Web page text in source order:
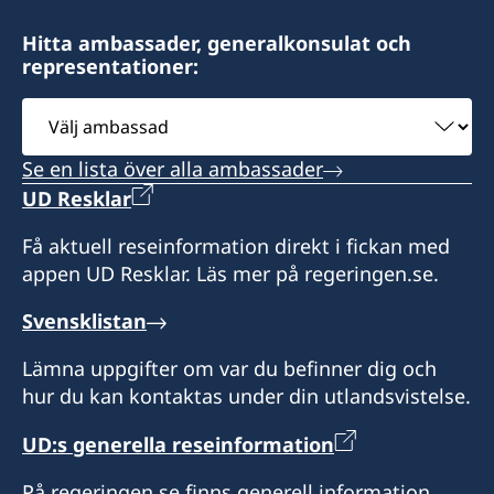
Öppettider: tisdag-torsdag 10.00-13.00
Konsulatet har inget bemyndigande att utfärda
pass
Honorär generalkonsul
Slobodan Sibinčič
Hitta ambassader, generalkonsulat och
representationer:
Välj
ambassad
Se en lista över alla ambassader
UD Resklar
Få aktuell reseinformation direkt i fickan med
appen UD Resklar. Läs mer på regeringen.se.
Svensklistan
Lämna uppgifter om var du befinner dig och
hur du kan kontaktas under din utlandsvistelse.
UD:s generella reseinformation